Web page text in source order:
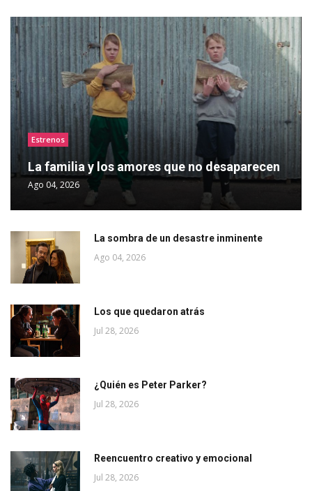
Estrenos
La familia y los amores que no desaparecen
Ago 04, 2026
La sombra de un desastre inminente
Ago 04, 2026
Los que quedaron atrás
Jul 28, 2026
¿Quién es Peter Parker?
Jul 28, 2026
Reencuentro creativo y emocional
Jul 28, 2026